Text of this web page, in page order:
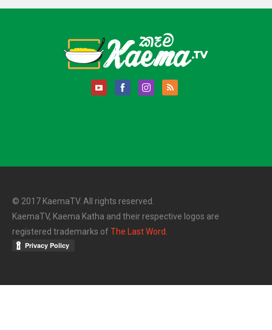
© 2017 KaemaTV. All rights reserved.
KaemaTV, Kaema Katha and their respective logos are
registered trademarks of The Last Word